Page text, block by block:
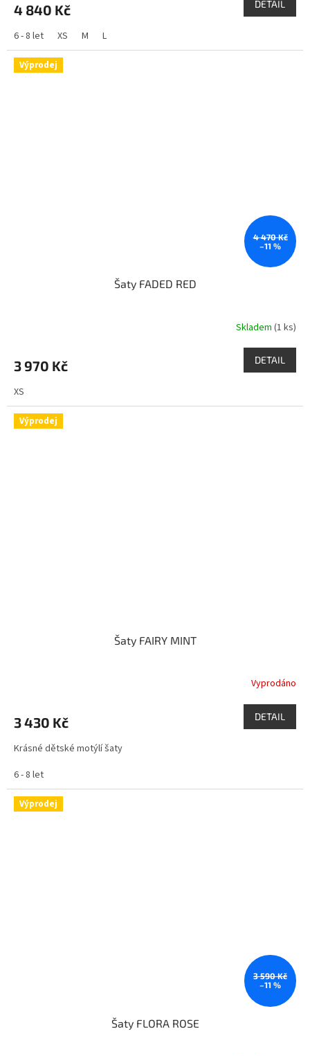
4 840 Kč DETAIL
6 - 8 let XS M L
Výprodej
4 470 Kč
–11 %
Šaty FADED RED
Skladem (1 ks)
3 970 Kč DETAIL
XS
Výprodej
Šaty FAIRY MINT
Vyprodáno
3 430 Kč DETAIL
Krásné dětské motýlí šaty
6 - 8 let
Výprodej
3 590 Kč
–11 %
Šaty FLORA ROSE